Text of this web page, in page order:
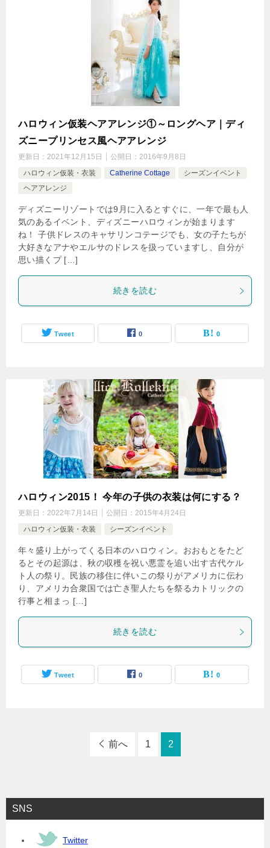
ハロウィン仮装ヘアアレンジ①～ロングヘア｜ディ
ズニープリンセス風ヘアアレンジ
更新日： 2021年12月15日 公開日： 2016年9月8日
ハロウィン仮装・衣装
Catherine Cottage
シーズンイベント
ヘアアレンジ
ディズニーリゾートでは9月に入るとすぐに、一年で最も人
気のあるイベント、ディズニーハロウィンが始まります
ね！ 子供ドレスのキャサリンコテージでも、女の子たちが
大好きなアナやエルサのドレスを扱っていますし、自分が
思い描くプ […]
続きを読む
Tweet 0 0
ハロウィン2015！ 今年の子供の衣装は何にする？
更新日： 2022年7月14日 公開日： 2015年4月24日
ハロウィン仮装・衣装
シーズンイベント
年々盛り上がってくる日本のハロウィン。おおもとをたど
るとその起源は、秋の収穫を祝い悪霊を追い出す古代ケル
ト人の祭り。民族の移住に伴いこの祭りがアメリカに伝わ
り、アメリカ合衆国では亡き聖人たちを祭るカトリックの
行事と相まっ […]
続きを読む
Tweet 0 0
前へ 1 2
SNS
Twitter